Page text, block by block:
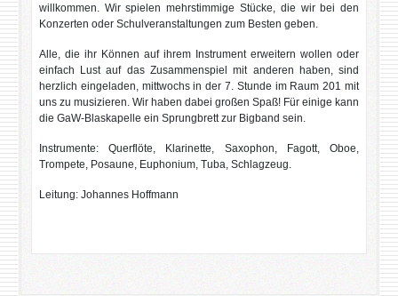
willkommen. Wir spielen mehrstimmige Stücke, die wir bei den
Konzerten oder Schulveranstaltungen zum Besten geben.
Alle, die ihr Können auf ihrem Instrument erweitern wollen oder
einfach Lust auf das Zusammenspiel mit anderen haben, sind
herzlich eingeladen, mittwochs in der 7. Stunde im Raum 201 mit
uns zu musizieren. Wir haben dabei großen Spaß! Für einige kann
die GaW-Blaskapelle ein Sprungbrett zur Bigband sein.
Instrumente: Querflöte, Klarinette, Saxophon, Fagott, Oboe,
Trompete, Posaune, Euphonium, Tuba, Schlagzeug.
Leitung: Johannes Hoffmann